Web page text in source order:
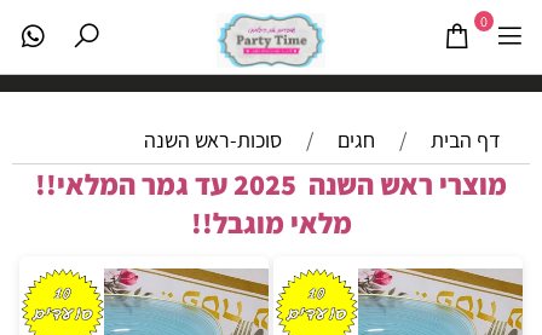
0
דף הבית / חגים / סוכות-ראש השנה
מוצרי ראש השנה 2025 עד גמר המלאי!!
מלאי מוגבל!!